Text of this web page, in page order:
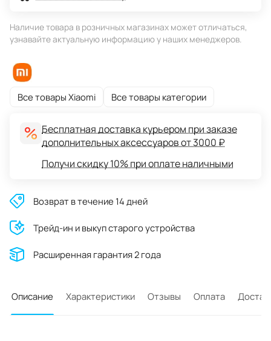
Наличие товара в розничных магазинах может отличаться,
узнавайте актуальную информацию у наших менеджеров.
Все товары Xiaomi Все товары категории
Бесплатная доставка курьером при заказе
дополнительных аксессуаров от 3000 ₽
Получи скидку 10% при оплате наличными
Возврат в течение 14 дней
Трейд-ин и выкуп старого устройства
Расширенная гарантия 2 года
Описание Характеристики Отзывы Оплата